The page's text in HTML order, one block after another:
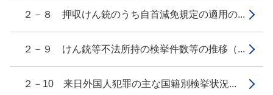
２－８ 押収けん銃のうち自首減免規定の適用の...
２－９ けん銃等不法所持の検挙件数等の推移（...
２－10 来日外国人犯罪の主な国籍別検挙状況...